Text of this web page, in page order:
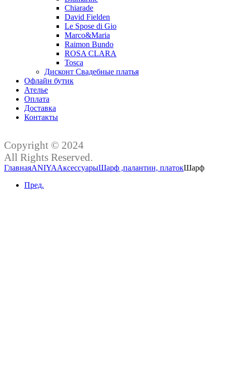
Chiarade
David Fielden
Le Spose di Gio
Marco&Maria
Raimon Bundo
ROSA CLARA
Tosca
Дисконт Свадебные платья
Офлайн бутик
Ателье
Оплата
Доставка
Контакты
Copyright © 2024
All Rights Reserved.
ГлавнаяANIYAАксессуарыШарф ,палантин, платокШарф
Пред.